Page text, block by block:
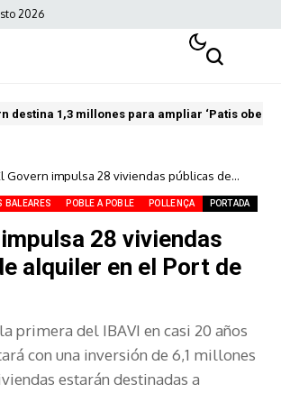
2026
destina 1,3 millones para ampliar ‘Patis
Govern impulsa 28 viviendas públicas de
BALEARES POBLE A POBLE POLLENÇA PORTADA
28 viviendas
alquiler en el Port de
primera del IBAVI en casi 20 años
con una inversión de 6,1 millones
estarán destinadas a